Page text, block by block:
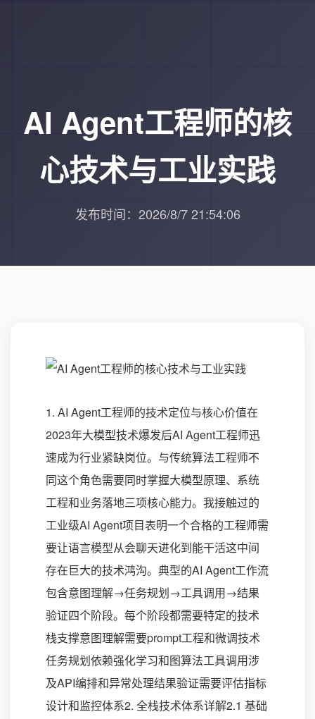
AI Agent工程师的核
心技术与工业实践
发布时间：2026/8/7 21:54:06
1. AI Agent工程师的技术定位与核心价值在
2023年大模型技术爆发后AI Agent工程师迅
速成为行业紧缺岗位。与传统算法工程师不
同这个角色需要同时掌握大模型原理、系统
工程和业务落地三项核心能力。我接触过的
工业级AI Agent项目表明一个合格的工程师需
要让语言模型从会聊天进化到能干活这中间
存在巨大的技术鸿沟。典型的AI Agent工作流
包含意图理解→任务规划→工具调用→结果
验证四个阶段。每个阶段都需要特定的技术
栈支撑意图理解需要prompt工程和微调技术
任务规划依赖强化学习和图算法工具调用涉
及API编排和异常处理结果验证需要评估指标
设计和监控体系2. 全栈技术体系详解2.1 基础